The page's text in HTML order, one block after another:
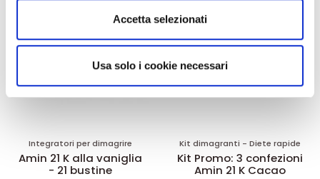
Utilizziamo i cookie per personalizzare contenuti ed
analizzare il nostro traffico. Condividiamo inoltre
informazioni sul modo in cui utilizza il nostro sito con i
nostri partner che si occupano di analisi dei dati web,
pubblicità e social media, i quali potrebbero combinarle
Accetta selezionati
Usa solo i cookie necessari
Integratori per dimagrire
Amin 21 K alla vaniglia
- 21 bustine
Kit dimagranti - Diete rapide
Kit Promo: 3 confezioni
Amin 21 K Cacao